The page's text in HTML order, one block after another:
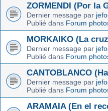
ZORMENDI (Por la
Dernier message par
Publié dans Forum
MORKAIKO (La
Dernier message par
Publié dans Forum
CANTOBLANCO
Dernier message par
Publié dans Forum
ARAMAIA (En el